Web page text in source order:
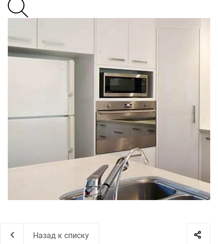
Назад к списку